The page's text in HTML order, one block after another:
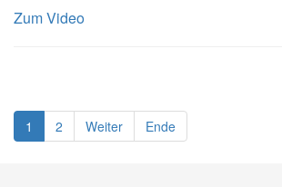
Zum Video
1 2 Weiter Ende